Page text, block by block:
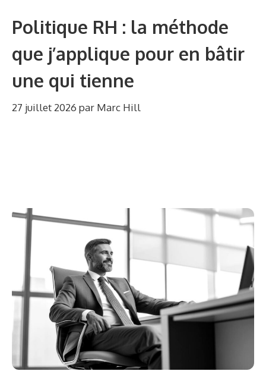
Politique RH : la méthode
que j’applique pour en bâtir
une qui tienne
27 juillet 2026 par Marc Hill